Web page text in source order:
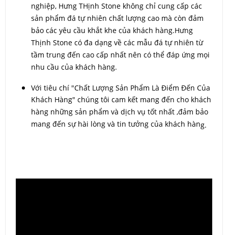
nghiệp, Hưng THịnh Stone không chỉ cung cấp các
sản phẩm đá tự nhiên chất lượng cao mà còn đảm
bảo các yêu cầu khắt khe của khách hàng.Hưng
Thịnh Stone có đa dạng về các mẫu đá tự nhiên từ
tầm trung đến cao cấp nhất nên có thể đáp ứng mọi
nhu cầu của khách hàng.
Với tiêu chí "Chất Lượng Sản Phẩm Là Điểm Đến Của
Khách Hàng" chúng tôi cam kết mang đến cho khách
hàng những sản phẩm và dịch vụ tốt nhất ,đảm bảo
mang đến sự hài lòng và tin tưởng của khách hàng.